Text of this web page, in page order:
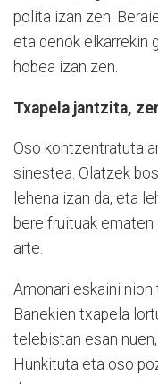
polita izan zen.
eta denok elkarrekin
hobea izan zen.
Txapela jantzita,
Oso kontzentratuta
sinestea. Olatzek
lehena izan da, eta
bere fruituak ematen
arte.
Amonari eskaini
Banekien txapela
telebistan esan
Hunkituta eta oso